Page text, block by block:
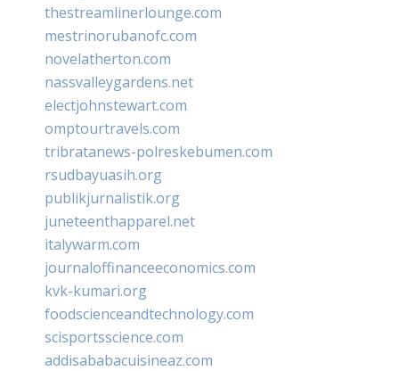
thestreamlinerlounge.com
mestrinorubanofc.com
novelatherton.com
nassvalleygardens.net
electjohnstewart.com
omptourtravels.com
tribratanews-polreskebumen.com
rsudbayuasih.org
publikjurnalistik.org
juneteenthapparel.net
italywarm.com
journaloffinanceeconomics.com
kvk-kumari.org
foodscienceandtechnology.com
scisportsscience.com
addisababacuisineaz.com